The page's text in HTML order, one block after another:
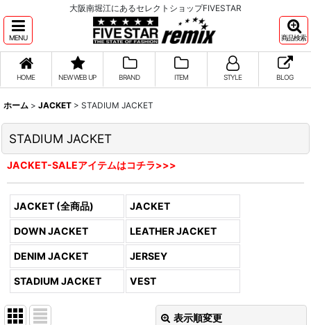
大阪南堀江にあるセレクトショップFIVESTAR
MENU 商品検索
HOME NEW WEB UP BRAND ITEM STYLE BLOG
ホーム > JACKET > STADIUM JACKET
STADIUM JACKET
JACKET-SALEアイテムはコチラ>>>
JACKET (全商品) JACKET
DOWN JACKET LEATHER JACKET
DENIM JACKET JERSEY
STADIUM JACKET VEST
表示順変更